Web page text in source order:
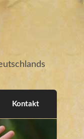
Kontakt